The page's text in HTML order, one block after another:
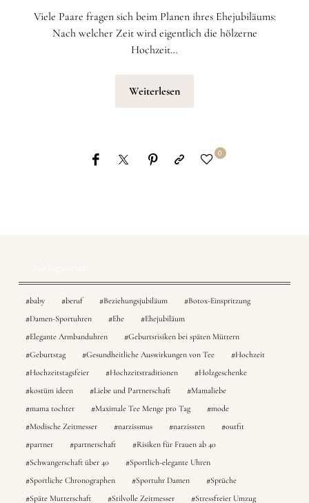
Viele Paare fragen sich beim Planen ihres Ehejubiläums:
Nach welcher Zeit wird eigentlich die hölzerne
Hochzeit…
Weiterlesen
0
baby beruf Beziehungsjubiläum
Botox-Einspritzung
Damen-Sportuhren
Ehe
Ehejubiläum
Elegante Armbanduhren
Geburtsrisiken bei späten Müttern
Geburtstag
Gesundheitliche Auswirkungen von Tee
Hochzeit
Hochzeitstagsfeier
Hochzeitstraditionen
Holzgeschenke
kostüm ideen
Liebe und Partnerschaft
Mamaliebe
mama tochter
Maximale Tee Menge pro Tag
mode
Modische Zeitmesser
narzissmus narzissten
outfit
partner
partnerschaft
Risiken für Frauen ab 40
Schwangerschaft über 40
Sportlich-elegante Uhren
Sportliche Chronographen
Sportuhr Damen
Sprüche
Späte Mutterschaft
Stilvolle Zeitmesser Stressfreier Umzug